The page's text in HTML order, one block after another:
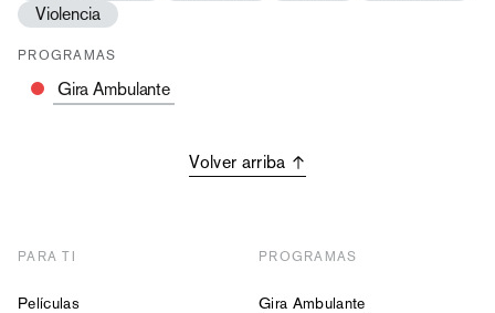
Violencia
PROGRAMAS
Gira Ambulante
Volver arriba
PARA TI
Películas
PROGRAMAS
Gira Ambulante